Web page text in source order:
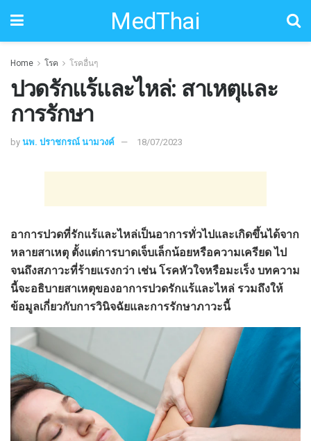
MedThai
Home โรค โรคอื่นๆ
ปวดรักแร้และไหล่: สาเหตุและ
การรักษา
by นพ. ปราชกรณ์ นามวงค์ 18/07/2023
อาการปวดที่รักแร้และไหล่เป็นอาการทั่วไปและเกิดขึ้นได้จาก
หลายสาเหตุ ตั้งแต่การบาดเจ็บเล็กน้อยหรือความเครียด ไป
จนถึงสภาวะที่ร้ายแรงกว่า เช่น โรคหัวใจหรือมะเร็ง บทความ
นี้จะอธิบายสาเหตุของอาการปวดรักแร้และไหล่ รวมถึงให้
ข้อมูลเกี่ยวกับการวินิจฉัยและการรักษาภาวะนี้